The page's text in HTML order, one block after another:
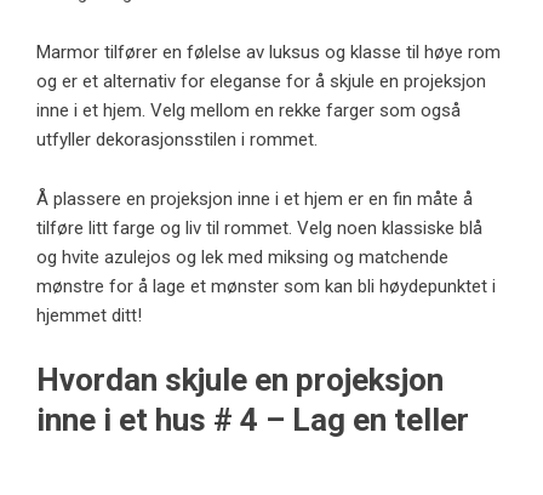
Marmor tilfører en følelse av luksus og klasse til høye rom
og er et alternativ for eleganse for å skjule en projeksjon
inne i et hjem. Velg mellom en rekke farger som også
utfyller dekorasjonsstilen i rommet.
Å plassere en projeksjon inne i et hjem er en fin måte å
tilføre litt farge og liv til rommet. Velg noen klassiske blå
og hvite azulejos og lek med miksing og matchende
mønstre for å lage et mønster som kan bli høydepunktet i
hjemmet ditt!
Hvordan skjule en projeksjon
inne i et hus # 4 – Lag en teller